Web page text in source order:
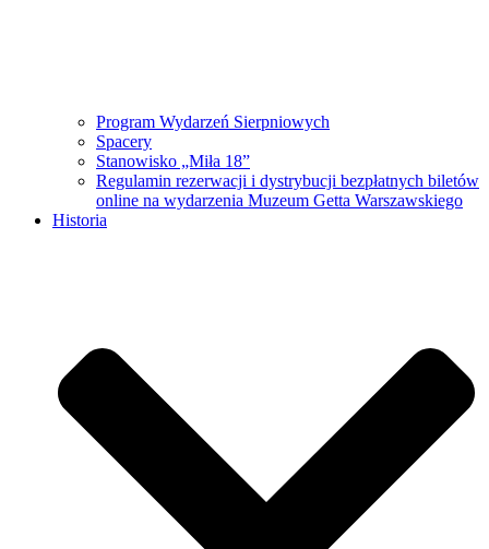
Program Wydarzeń Sierpniowych
Spacery
Stanowisko „Miła 18”
Regulamin rezerwacji i dystrybucji bezpłatnych biletów
online na wydarzenia Muzeum Getta Warszawskiego
Historia